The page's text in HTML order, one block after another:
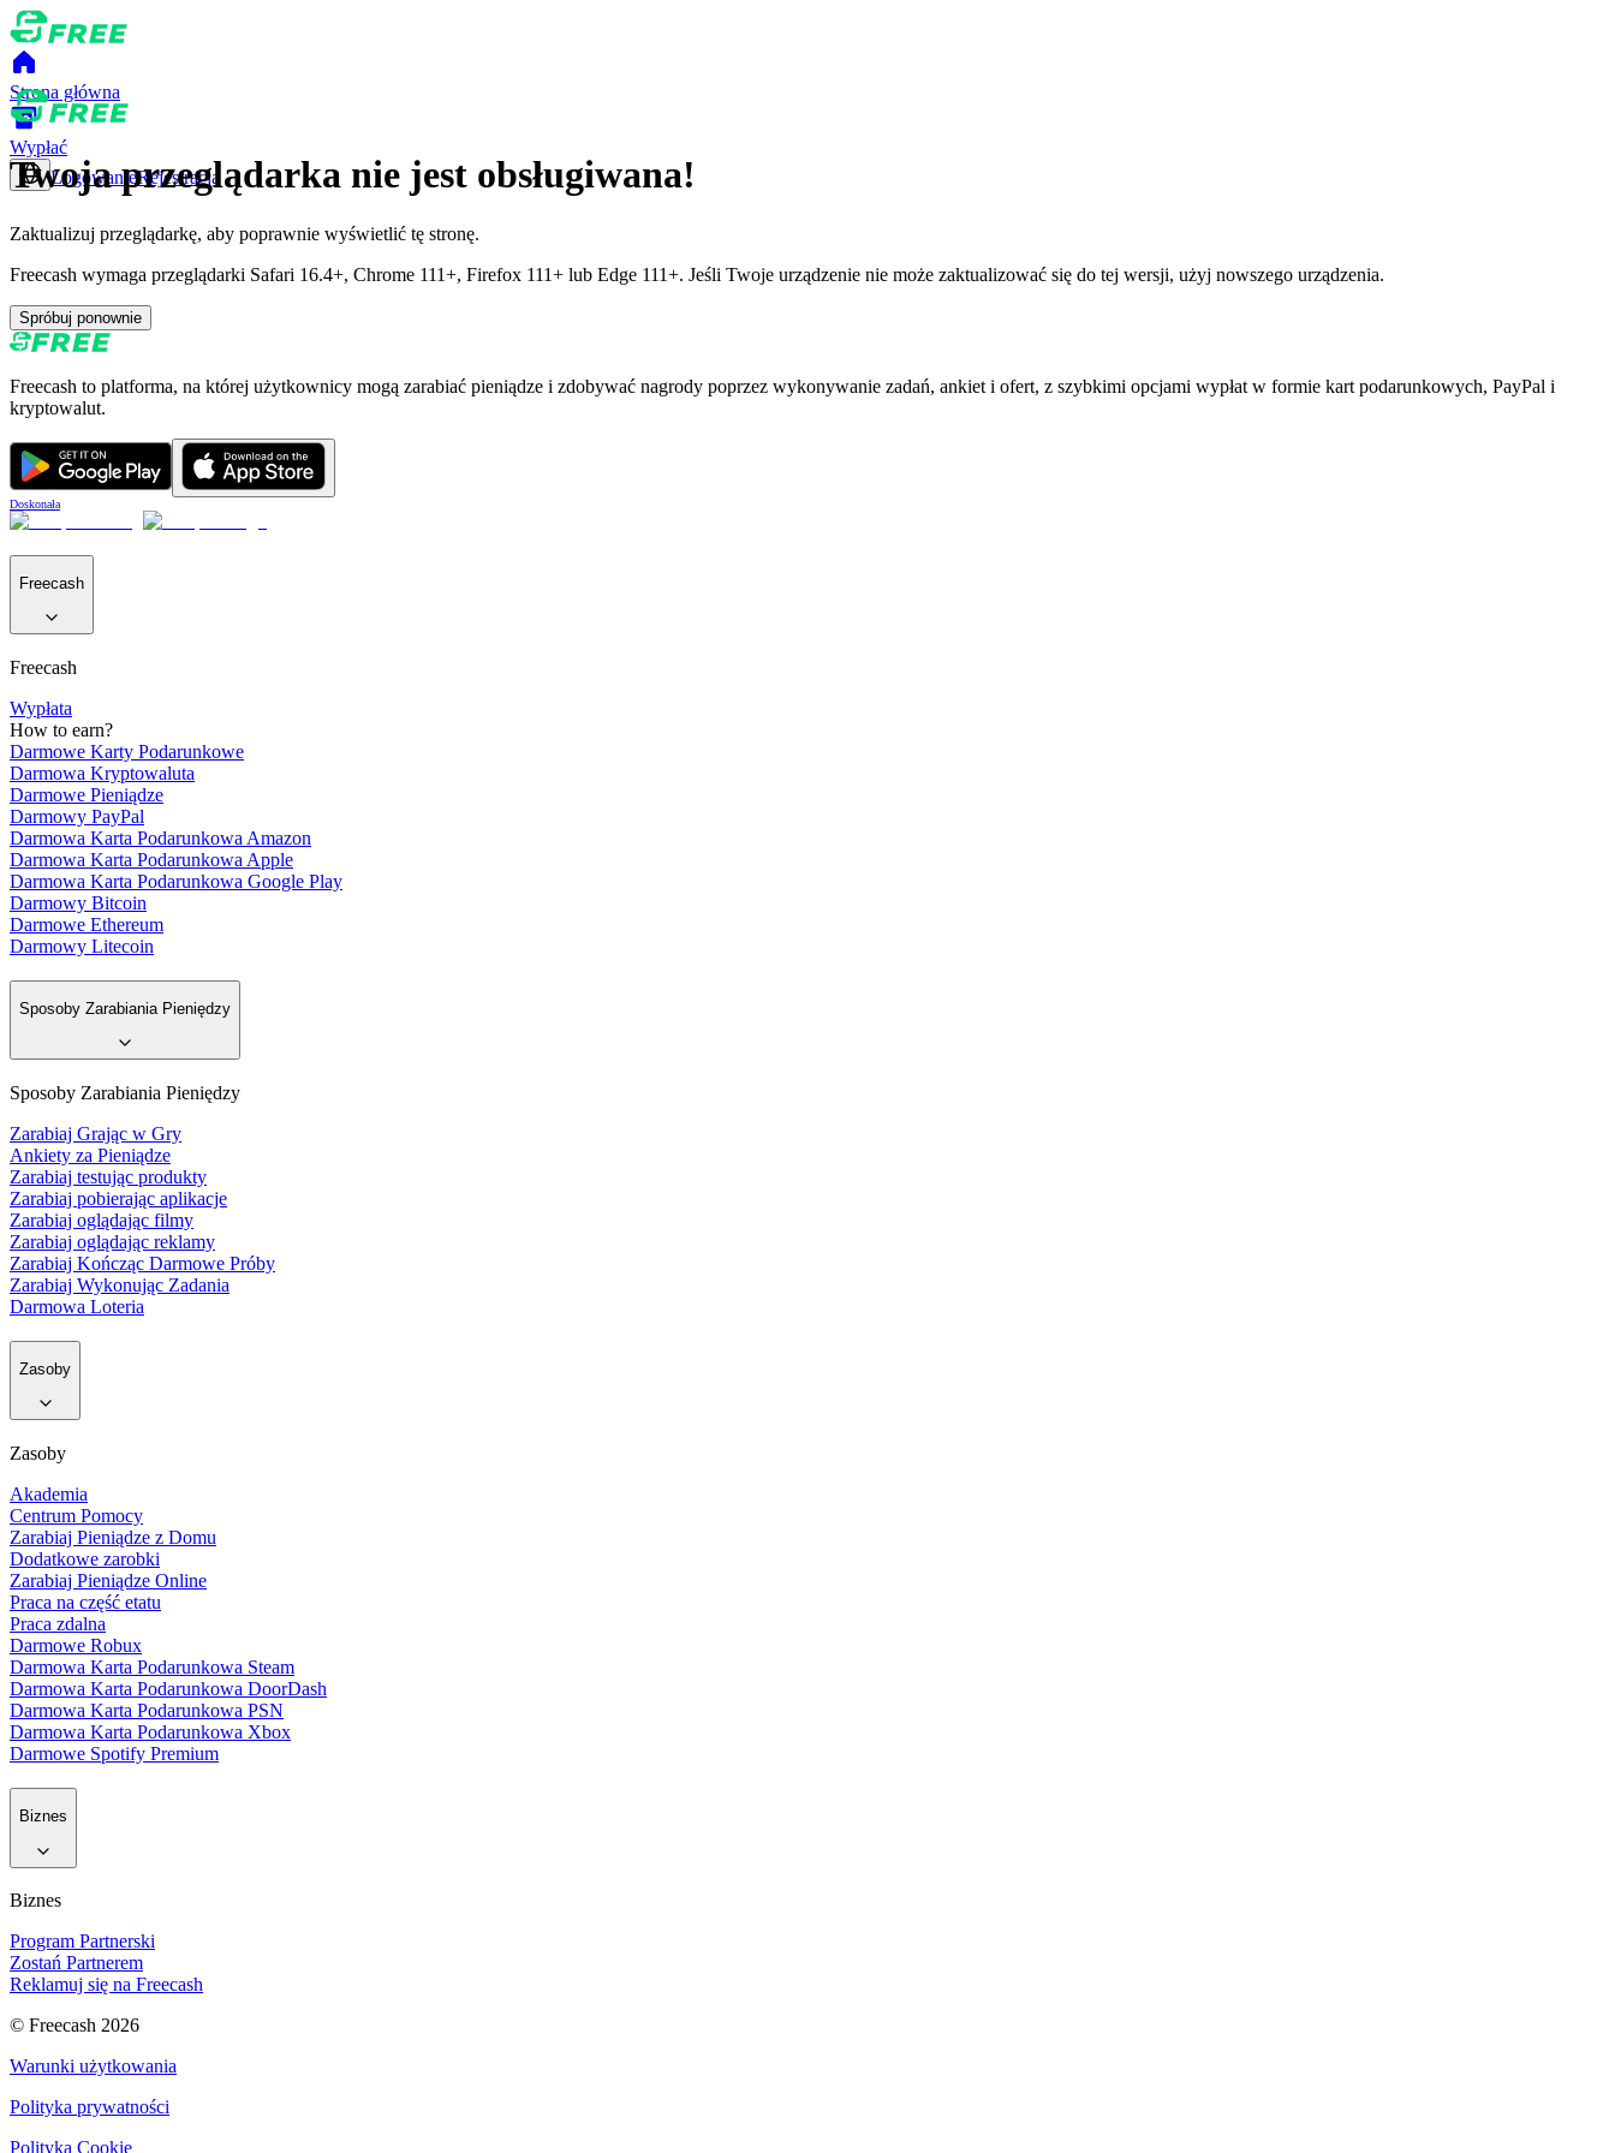
Strona główna
Wypłać
LogowanieRejestracja
Twoja przeglądarka nie jest obsługiwana!
Zaktualizuj przeglądarkę, aby poprawnie wyświetlić tę stronę.
Freecash wymaga przeglądarki Safari 16.4+, Chrome 111+, Firefox 111+ lub Edge 111+. Jeśli Twoje urządzenie nie może zaktualizować się do tej wersji, użyj nowszego urządzenia.
Spróbuj ponownie
Freecash to platforma, na której użytkownicy mogą zarabiać pieniądze i zdobywać nagrody poprzez wykonywanie zadań, ankiet i ofert, z szybkimi opcjami wypłat w formie kart podarunkowych, PayPal i
kryptowalut.
Doskonała
Freecash
Freecash
Wypłata
How to earn?
Darmowe Karty Podarunkowe
Darmowa Kryptowaluta
Darmowe Pieniądze
Darmowy PayPal
Darmowa Karta Podarunkowa Amazon
Darmowa Karta Podarunkowa Apple
Darmowa Karta Podarunkowa Google Play
Darmowy Bitcoin
Darmowe Ethereum
Darmowy Litecoin
Sposoby Zarabiania Pieniędzy
Sposoby Zarabiania Pieniędzy
Zarabiaj Grając w Gry
Ankiety za Pieniądze
Zarabiaj testując produkty
Zarabiaj pobierając aplikacje
Zarabiaj oglądając filmy
Zarabiaj oglądając reklamy
Zarabiaj Kończąc Darmowe Próby
Zarabiaj Wykonując Zadania
Darmowa Loteria
Zasoby
Zasoby
Akademia
Centrum Pomocy
Zarabiaj Pieniądze z Domu
Dodatkowe zarobki
Zarabiaj Pieniądze Online
Praca na część etatu
Praca zdalna
Darmowe Robux
Darmowa Karta Podarunkowa Steam
Darmowa Karta Podarunkowa DoorDash
Darmowa Karta Podarunkowa PSN
Darmowa Karta Podarunkowa Xbox
Darmowe Spotify Premium
Biznes
Biznes
Program Partnerski
Zostań Partnerem
Reklamuj się na Freecash
© Freecash 2026
Warunki użytkowania
Polityka prywatności
Polityka Cookie